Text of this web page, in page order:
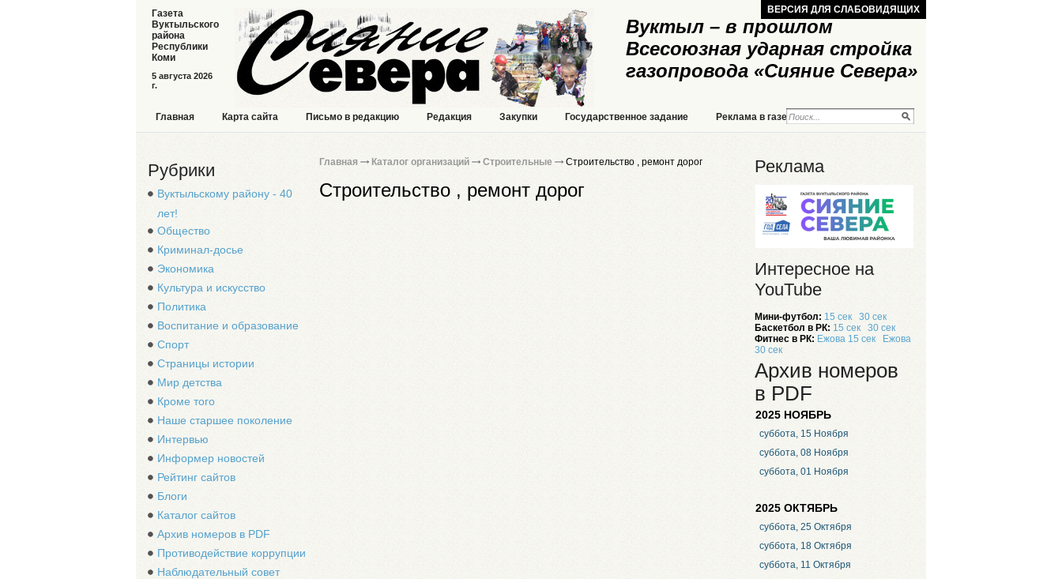
Вуктыл – в прошлом
Всесоюзная ударная стройка
газопровода «Сияние Севера»
5 августа 2026
г.
Газета
Вуктыльского
района
Республики
Коми
ВЕРСИЯ ДЛЯ СЛАБОВИДЯЩИХ
Главная Карта сайта Письмо в редакцию Редакция Закупки Государственное задание Реклама в газете Реклама на сайте
Рубрики
Вуктыльскому району - 40
лет!
Общество
Криминал-досье
Экономика
Культура и искусство
Политика
Воспитание и образование
Спорт
Страницы истории
Мир детства
Кроме того
Наше старшее поколение
Интервью
Информер новостей
Рейтинг сайтов
Блоги
Каталог сайтов
Архив номеров в PDF
Противодействие коррупции
Наблюдательный совет
Главная Каталог организаций Строительные Строительство , ремонт дорог
Строительство , ремонт дорог
Реклама
Интересное на
YouTube
Мини-футбол: 15 сек
30 сек
Баскетбол в РК: 15 сек
30 сек
Фитнес в РК: Ежова 15 сек
Ежова
30 сек
Архив номеров
в PDF
2025 НОЯБРЬ
суббота, 15 Ноября
суббота, 08 Ноября
суббота, 01 Ноября
2025 ОКТЯБРЬ
суббота, 25 Октября
суббота, 18 Октября
суббота, 11 Октября